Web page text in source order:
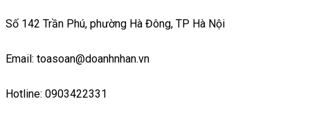
Số 142 Trần Phú, phường Hà Đông, TP Hà Nội
Email: toasoan@doanhnhan.vn
Hotline: 0903422331